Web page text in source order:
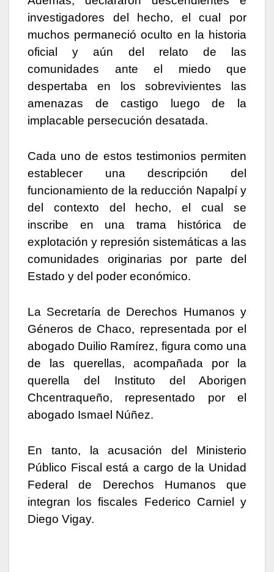
investigadores del hecho, el cual por
muchos permaneció oculto en la historia
oficial y aún del relato de las
comunidades ante el miedo que
despertaba en los sobrevivientes las
amenazas de castigo luego de la
implacable persecución desatada.
Cada uno de estos testimonios permiten
establecer una descripción del
funcionamiento de la reducción Napalpí y
del contexto del hecho, el cual se
inscribe en una trama histórica de
explotación y represión sistemáticas a las
comunidades originarias por parte del
Estado y del poder económico.
La Secretaría de Derechos Humanos y
Géneros de Chaco, representada por el
abogado Duilio Ramírez, figura como una
de las querellas, acompañada por la
querella del Instituto del Aborigen
Chcentraqueño, representado por el
abogado Ismael Núñez.
En tanto, la acusación del Ministerio
Público Fiscal está a cargo de la Unidad
Federal de Derechos Humanos que
integran los fiscales Federico Carniel y
Diego Vigay.